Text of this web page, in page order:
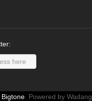
Bigtone. Powered by Wadang